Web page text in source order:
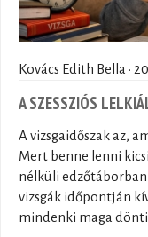
Kovács Edith Bella ·
A SZESSZIÓS
A vizsgaidőszak az,
Mert benne lenni
nélküli
vizsgák időpontján
mindenki maga